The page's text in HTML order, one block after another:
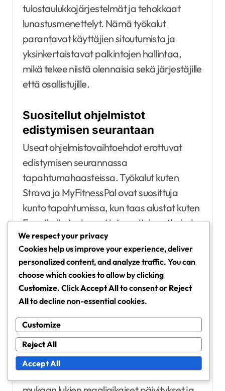
tulostaulukkojärjestelmät ja tehokkaat
lunastusmenettelyt. Nämä työkalut
parantavat käyttäjien sitoutumista ja
yksinkertaistavat palkintojen hallintaa,
mikä tekee niistä olennaisia sekä järjestäjille
että osallistujille.
Suositellut ohjelmistot
edistymisen seurantaan
Useat ohjelmistovaihtoehdot erottuvat
edistymisen seurannassa
tapahtumahaasteissa. Työkalut kuten
Strava ja MyFitnessPal ovat suosittuja
kunto tapahtumissa, kun taas alustat kuten
Eventbrite tarjoavat integroituja ratkaisuja
erilaisille haasteille. Jokainen näistä
työkaluista tarjoaa käyttäjäystävällisiä
käyttöliittymiä, jotka helpottavat
osallistujien edistymisen seurantaa.
Laajempia tarpeita varten harkitse
alustoja kuten ChallengeRunner tai
RunSignUp. Nämä tarjoavat kattavia
ominaisuuksia, jotka on erityisesti
suunniteltu tapahtumahaasteita varten,
We respect your privacy
Cookies help us improve your experience, deliver
personalized content, and analyze traffic. You can
choose which cookies to allow by clicking
Customize. ClickAccept Allto consent or Reject
Allto decline non-essential cookies.
Customize
Reject All
Accept All